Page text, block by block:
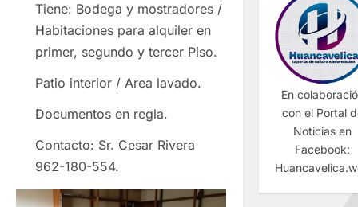
Tiene: Bodega y mostradores /
Habitaciones para alquiler en
primer, segundo y tercer Piso.
Patio interior / Area lavado.
Documentos en regla.
Contacto: Sr. Cesar Rivera
962-180-554.
En
con el Portal
Noticias en
Facebook: